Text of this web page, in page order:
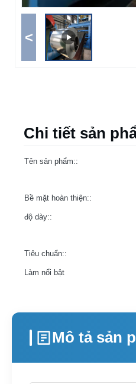
<
Chi tiết sản
Tên sản phẩm::
Bề mặt hoàn thiện::
độ dày::
Tiêu chuẩn::
Làm nổi bật
Mô tả sản